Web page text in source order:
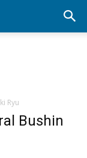
Ryu
Bushin